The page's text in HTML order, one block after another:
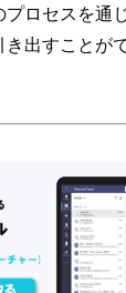
プロセスを通
出すことが